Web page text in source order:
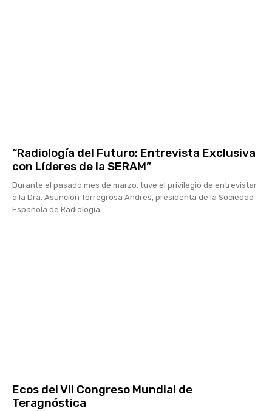
“Radiología del Futuro: Entrevista Exclusiva
con Líderes de la SERAM”
Durante el pasado mes de marzo, tuve el privilegio de entrevistar
a la Dra. Asunción Torregrosa Andrés, presidenta de la Sociedad
Española de Radiología...
Ecos del VII Congreso Mundial de
Teragnóstica